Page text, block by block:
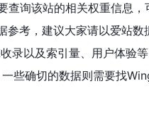
查询该站的相关权重信息，
参考，建议大家请以爱站
录以及索引量、用户体验
些确切的数据则需要找